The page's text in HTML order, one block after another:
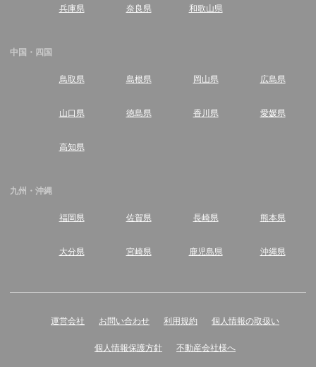
兵庫県 奈良県 和歌山県
中国・四国
鳥取県 島根県 岡山県 広島県
山口県 徳島県 香川県 愛媛県
高知県
九州・沖縄
福岡県 佐賀県 長崎県 熊本県
大分県 宮崎県 鹿児島県 沖縄県
運営会社 お問い合わせ 利用規約 個人情報の取扱い
個人情報保護方針 不動産会社様へ